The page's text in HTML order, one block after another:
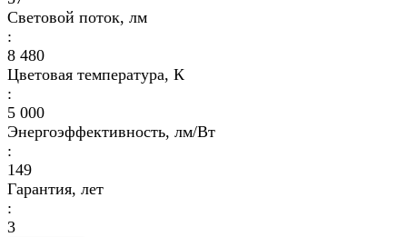
Световой поток, лм
:
8 480
Цветовая температура, К
:
5 000
Энергоэффективность, лм/Вт
:
149
Гарантия, лет
:
3